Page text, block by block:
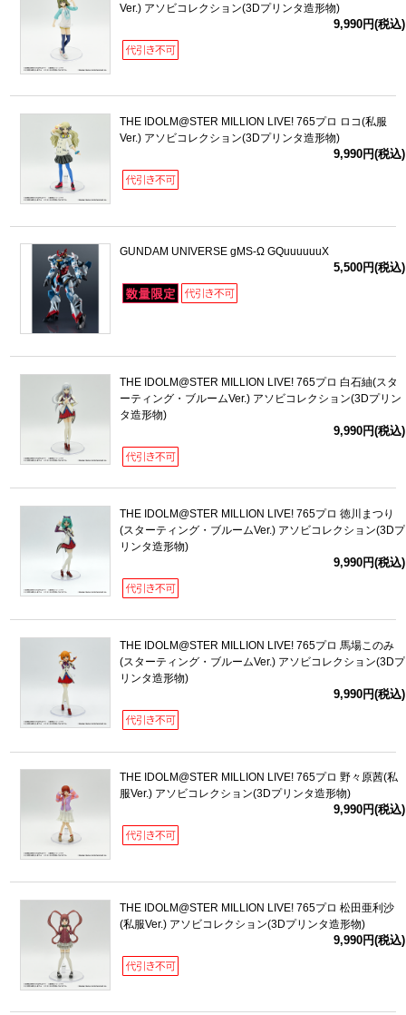
Ver.) アソビコレクション(3Dプリンタ造形物)
9,990円(税込)
THE IDOLM@STER MILLION LIVE! 765プロ ロコ(私服
Ver.) アソビコレクション(3Dプリンタ造形物)
9,990円(税込)
GUNDAM UNIVERSE gMS-Ω GQuuuuuuX
5,500円(税込)
THE IDOLM@STER MILLION LIVE! 765プロ 白石紬(スタ
ーティング・ブルームVer.) アソビコレクション(3Dプリン
タ造形物)
9,990円(税込)
THE IDOLM@STER MILLION LIVE! 765プロ 徳川まつり
(スターティング・ブルームVer.) アソビコレクション(3Dプ
リンタ造形物)
9,990円(税込)
THE IDOLM@STER MILLION LIVE! 765プロ 馬場このみ
(スターティング・ブルームVer.) アソビコレクション(3Dプ
リンタ造形物)
9,990円(税込)
THE IDOLM@STER MILLION LIVE! 765プロ 野々原茜(私
服Ver.) アソビコレクション(3Dプリンタ造形物)
9,990円(税込)
THE IDOLM@STER MILLION LIVE! 765プロ 松田亜利沙
(私服Ver.) アソビコレクション(3Dプリンタ造形物)
9,990円(税込)